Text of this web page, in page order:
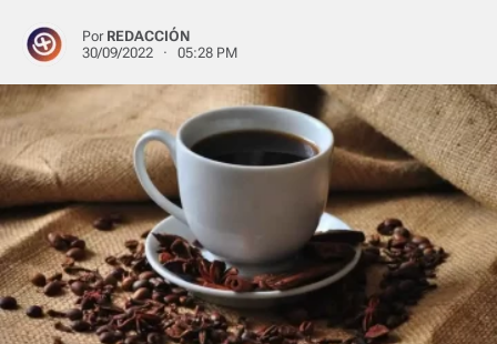
Por REDACCIÓN
30/09/2022 · 05:28 PM